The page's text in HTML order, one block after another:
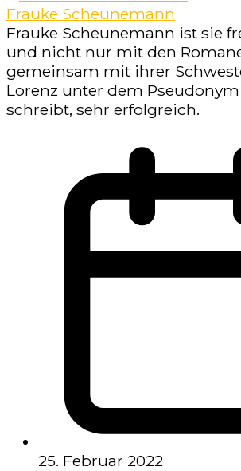
Frauke Scheunemann
Frauke Scheunemann ist sie
und nicht nur mit den
gemeinsam mit ihrer
Lorenz unter dem Pseudonym
schreibt, sehr erfolgreich.
25. Februar 2022